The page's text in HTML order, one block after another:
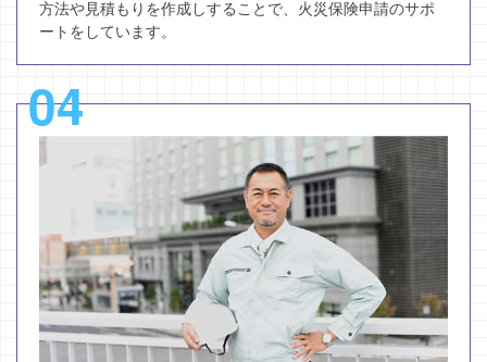
方法や見積もりを作成しすることで、火災保険申請のサポ
ートをしています。
04